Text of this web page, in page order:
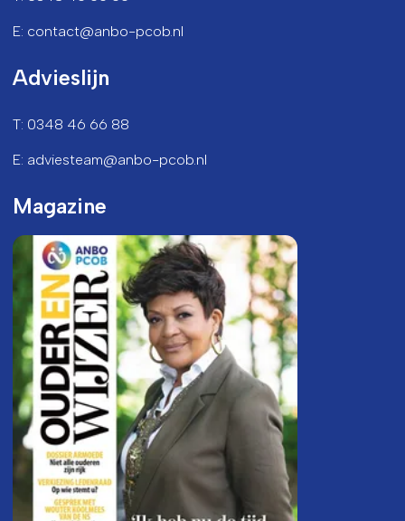
E: contact@anbo-pcob.nl
Advieslijn
T: 0348 46 66 88
E: adviesteam@anbo-pcob.nl
Magazine